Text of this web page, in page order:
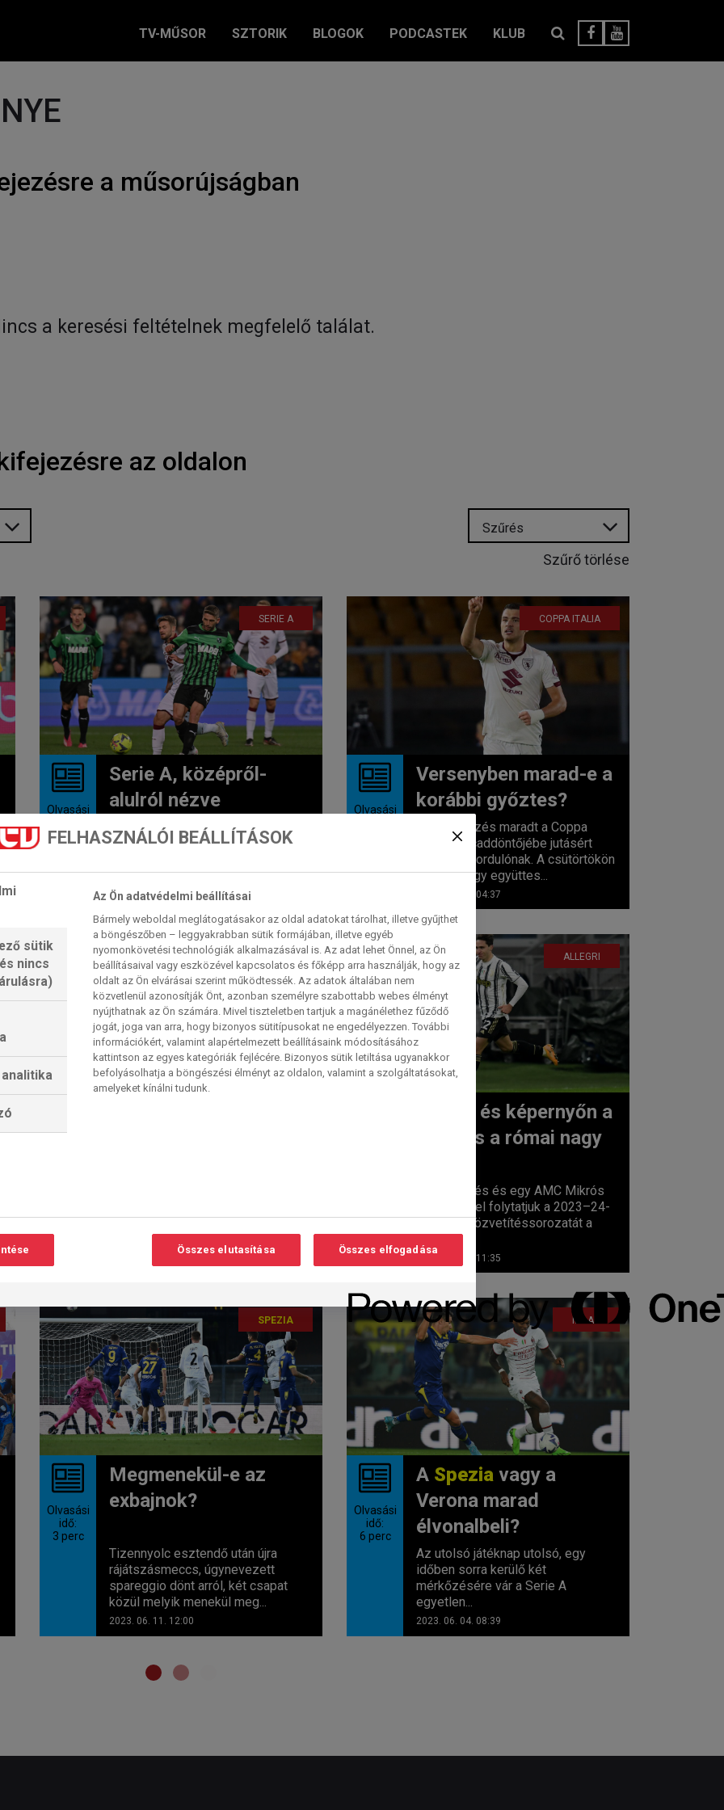
TV-MŰSOR SZTORIK BLOGOK PODCASTEK KLUB
a műsorújságban
a keresési feltételnek megfelelő találat.
az oldalon
Szűrés
Szűrő törlése
SERIE A
Olvasási
3 perc
Serie A, középről-
alulról nézve
A szokásos hétfői meccsnapos
menetrend szerint mutatjuk mutatni
a délután...
2023. 11. 06. 15:53
COPPA ITALIA
Olvasási
Versenyben marad-e a
korábbi győztes?
Két mérkőzés maradt a Coppa
Italia nyolcaddöntőjébe jutásért
folytatott fordulónak. A csütörtökön
fellépő négy együttes...
2023. 11. 02. 04:37
JUVENTUS
játéknapjáról, vasárnap sem adjuk
alább. A fellépő...
ALLEGRI
Pályán és képernyőn a
Juve és a római nagy
Három tévés és egy AMC Mikrós
élő meccsel folytatjuk a 2023–24-
es idény közvetítéssorozatát a
Serie...
2023. 08. 20. 11:35
SPEZIA
Olvasási
idő:
3 perc
Megmenekül-e az
exbajnok?
Tizennyolc esztendő után újra
rájátszásmeccs, úgynevezett
spareggio dönt arról, két csapat
közül melyik menekül meg...
2023. 06. 11. 12:00
MILAN
Olvasási
idő:
6 perc
A Spezia vagy a
Verona marad
élvonalbeli?
Az utolsó játéknap utolsó, egy
időben sorra kerülő két
mérkőzésére vár a Serie A
egyetlen...
2023. 06. 04. 08:39
FELHASZNÁLÓI BEÁLLÍTÁSOK
sütik
nincs
Az Ön adatvédelmi beállításai
Bármely weboldal meglátogatásakor az oldal adatokat tárolhat, illetve gyűjthet
a böngészőben – leggyakrabban sütik formájában, illetve egyéb
nyomonkövetési technológiák alkalmazásával is. Az adat lehet Önnel, az Ön
beállításaival vagy eszközével kapcsolatos és főképp arra használják, hogy az
oldalt az Ön elvárásai szerint működtessék. Az adatok általában nem
közvetlenül azonosítják Önt, azonban személyre szabottabb webes élményt
nyújthatnak az Ön számára. Mivel tiszteletben tartjuk a magánélethez fűződő
jogát, joga van arra, hogy bizonyos sütitípusokat ne engedélyezzen. További
információkért, valamint alapértelmezett beállításaink módosításához
kattintson az egyes kategóriák fejlécére. Bizonyos sütik letiltása ugyanakkor
befolyásolhatja a böngészési élményt az oldalon, valamint a szolgáltatásokat,
amelyeket kínálni tudunk.
Összes elutasítása Összes elfogadása